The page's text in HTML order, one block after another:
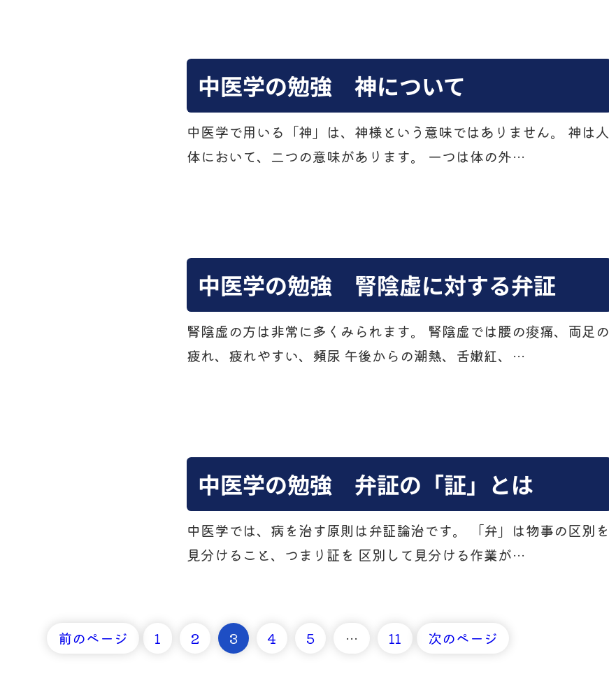
中医学の勉強 神について
中医学で用いる「神」は、神様という意味ではありません。 神は人
体において、二つの意味があります。 一つは体の外…
中医学の勉強 腎陰虚に対する弁証
腎陰虚の方は非常に多くみられます。 腎陰虚では腰の痠痛、両足の
疲れ、疲れやすい、頻尿 午後からの潮熱、舌嫩紅、…
中医学の勉強 弁証の「証」とは
中医学では、病を治す原則は弁証論治です。 「弁」は物事の区別を
見分けること、つまり証を 区別して見分ける作業が…
前のページ 1 2 3 4 5 … 11 次のページ